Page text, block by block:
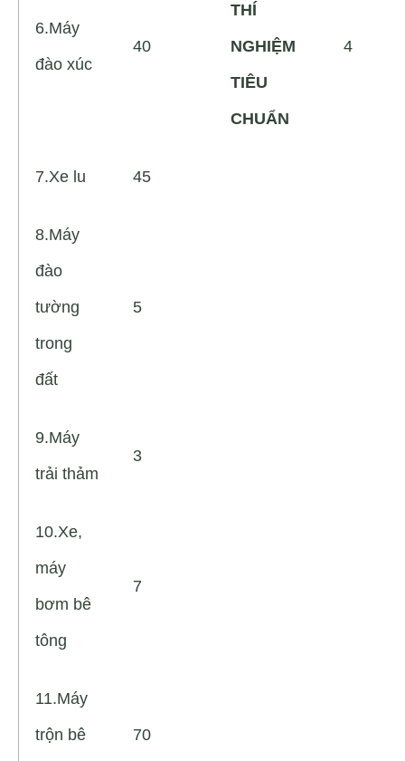
6.Máy
đào xúc
40
THÍ
NGHIỆM
TIÊU
CHUẨN
4
7.Xe lu 45
8.Máy
đào
tường
trong
đất
5
9.Máy
trải thảm
3
10.Xe,
máy
bơm bê
tông
7
11.Máy
trộn bê
70